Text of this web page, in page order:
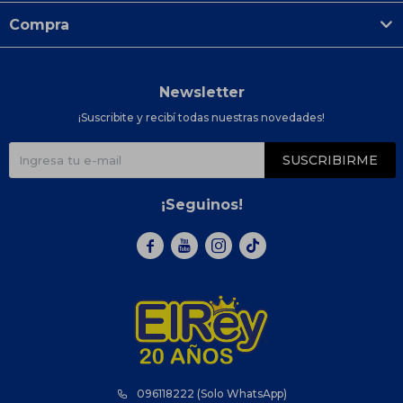
096118222 (Solo WhatsApp)
Compra
Newsletter
¡Suscribite y recibí todas nuestras novedades!
SUSCRIBIRME
¡Seguinos!
  